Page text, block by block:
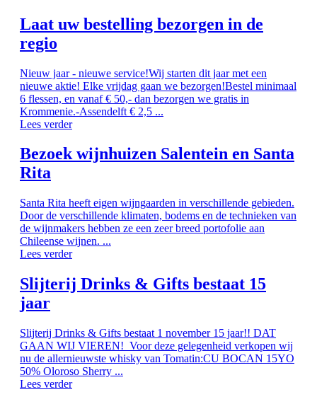
Laat uw bestelling bezorgen in de
regio
Nieuw jaar - nieuwe service!Wij starten dit jaar met een
nieuwe aktie! Elke vrijdag gaan we bezorgen!Bestel minimaal
6 flessen, en vanaf € 50,- dan bezorgen we gratis in
Krommenie.-Assendelft € 2,5 ...
Lees verder
Bezoek wijnhuizen Salentein en Santa
Rita
Santa Rita heeft eigen wijngaarden in verschillende gebieden.
Door de verschillende klimaten, bodems en de technieken van
de wijnmakers hebben ze een zeer breed portofolie aan
Chileense wijnen. ...
Lees verder
Slijterij Drinks & Gifts bestaat 15
jaar
Slijterij Drinks & Gifts bestaat 1 november 15 jaar!! DAT
GAAN WIJ VIEREN! Voor deze gelegenheid verkopen wij
nu de allernieuwste whisky van Tomatin:CU BOCAN 15YO
50% Oloroso Sherry ...
Lees verder